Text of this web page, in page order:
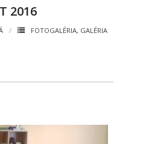
2016
FOTOGALÉRIA, GALÉRIA